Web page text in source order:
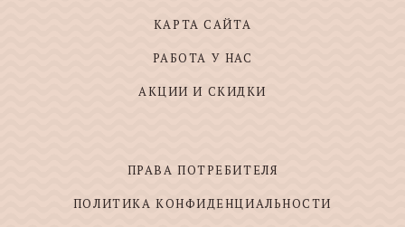
КАРТА САЙТА
РАБОТА У НАС
АКЦИИ И СКИДКИ
ПРАВА ПОТРЕБИТЕЛЯ
ПОЛИТИКА КОНФИДЕНЦИАЛЬНОСТИ